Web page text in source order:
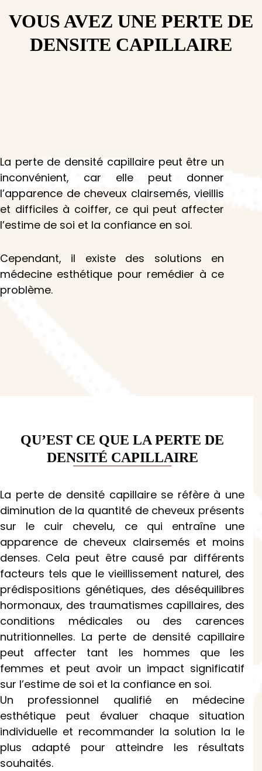
VOUS AVEZ UNE PERTE DE
DENSITE CAPILLAIRE
La perte de densité capillaire peut être un
inconvénient, car elle peut donner
l’apparence de cheveux clairsemés, vieillis
et difficiles à coiffer, ce qui peut affecter
l’estime de soi et la confiance en soi.
Cependant, il existe des solutions en
médecine esthétique pour remédier à ce
problème.
QU’EST CE QUE LA PERTE DE
DENSITÉ CAPILLAIRE
La perte de densité capillaire se réfère à une
diminution de la quantité de cheveux présents
sur le cuir chevelu, ce qui entraîne une
apparence de cheveux clairsemés et moins
denses. Cela peut être causé par différents
facteurs tels que le vieillissement naturel, des
prédispositions génétiques, des déséquilibres
hormonaux, des traumatismes capillaires, des
conditions médicales ou des carences
nutritionnelles. La perte de densité capillaire
peut affecter tant les hommes que les
femmes et peut avoir un impact significatif
sur l’estime de soi et la confiance en soi.
Un professionnel qualifié en médecine
esthétique peut évaluer chaque situation
individuelle et recommander la solution la le
plus adapté pour atteindre les résultats
souhaités.